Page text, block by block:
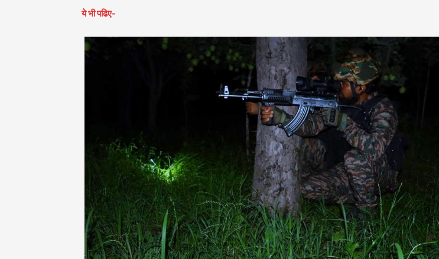
ये भी पढिए-